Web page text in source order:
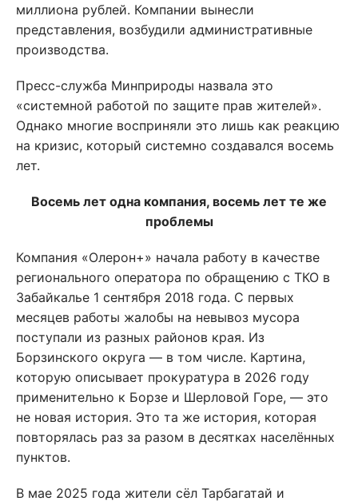
миллиона рублей. Компании вынесли
представления, возбудили административные
производства.
Пресс-служба Минприроды назвала это
«системной работой по защите прав жителей».
Однако многие восприняли это лишь как реакцию
на кризис, который системно создавался восемь
лет.
Восемь лет одна компания, восемь лет те же
проблемы
Компания «Олерон+» начала работу в качестве
регионального оператора по обращению с ТКО в
Забайкалье 1 сентября 2018 года. С первых
месяцев работы жалобы на невывоз мусора
поступали из разных районов края. Из
Борзинского округа — в том числе. Картина,
которую описывает прокуратура в 2026 году
применительно к Борзе и Шерловой Горе, — это
не новая история. Это та же история, которая
повторялась раз за разом в десятках населённых
пунктов.
В мае 2025 года жители сёл Тарбагатай и